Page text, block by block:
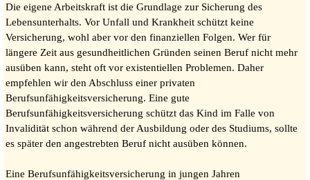
Die eigene Arbeitskraft ist die Grundlage zur Sicherung des
Lebensunterhalts. Vor Unfall und Krankheit schützt keine
Versicherung, wohl aber vor den finanziellen Folgen. Wer für
längere Zeit aus gesundheitlichen Gründen seinen Beruf nicht mehr
ausüben kann, steht oft vor existentiellen Problemen. Daher
empfehlen wir den Abschluss einer privaten
Berufsunfähigkeitsversicherung. Eine gute
Berufsunfähigkeitsversicherung schützt das Kind im Falle von
Invalidität schon während der Ausbildung oder des Studiums, sollte
es später den angestrebten Beruf nicht ausüben können.
Eine Berufsunfähigkeitsversicherung in jungen Jahren